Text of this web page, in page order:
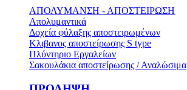
ΑΠΟΛΥΜΑΝΣΗ - ΑΠΟΣΤΕΙΡΩΣΗ
Απολυμαντικά
Δοχεία φύλαξης αποστειρωμένων
Κλιβανος αποστείρωσης S type
Πλύντηριο Εργαλείων
Σακουλάκια αποστείρωσης / Αναλώσιμα